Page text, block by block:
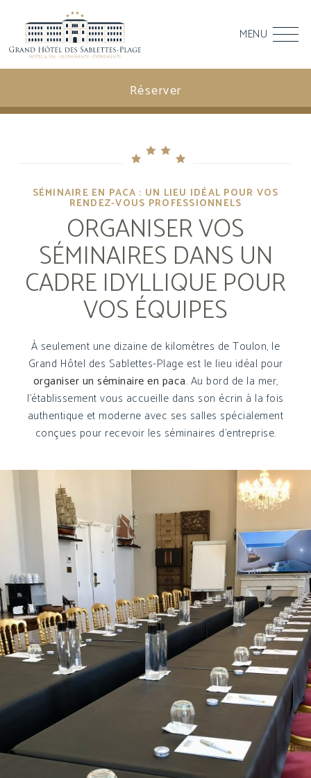
SÉMINAIRE EN PACA : UN LIEU IDÉAL POUR VOS
RENDEZ-VOUS PROFESSIONNELS
ORGANISER VOS
SÉMINAIRES DANS UN
CADRE IDYLLIQUE POUR
VOS ÉQUIPES
À seulement une dizaine de kilomètres de Toulon, le
Grand Hôtel des Sablettes-Plage est le lieu idéal pour
organiser un séminaire en paca. Au bord de la mer,
l’établissement vous accueille dans son écrin à la fois
authentique et moderne avec ses salles spécialement
conçues pour recevoir les séminaires d’entreprise.
MENU
Réserver